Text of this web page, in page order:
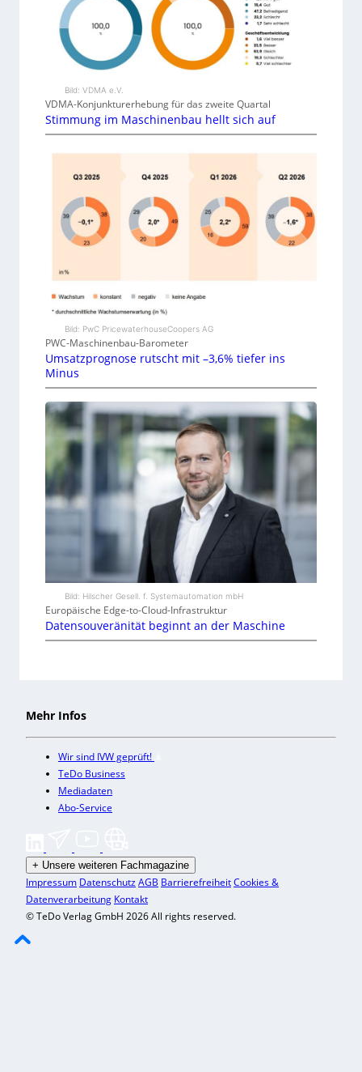
Bild: VDMA e.V.
VDMA-Konjunkturerhebung für das zweite Quartal
Stimmung im Maschinenbau hellt sich auf
Bild: PwC PricewaterhouseCoopers AG
PWC-Maschinenbau-Barometer
Umsatzprognose rutscht mit –3,6% tiefer ins
Minus
Bild: Hilscher Gesell. f. Systemautomation mbH
Europäische Edge-to-Cloud-Infrastruktur
Datensouveränität beginnt an der Maschine
Mehr Infos
Wir sind IVW geprüft!
TeDo Business
Mediadaten
Abo-Service
+ Unsere weiteren Fachmagazine
Impressum DatenschutzAGB BarrierefreiheitCookies &
Datenverarbeitung Kontakt
© TeDo Verlag GmbH 2026 All rights reserved.